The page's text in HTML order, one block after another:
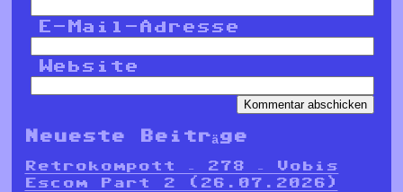
E-Mail-Adresse
Website
Neueste Beiträge
Retrokompott – 278 – Vobis
Escom Part 2 (26.07.2026)